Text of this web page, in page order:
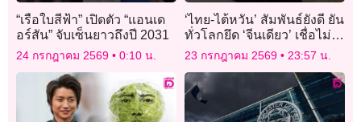
“เรือใบสีฟ้า” เปิดตัว “แอนเด
อร์สัน” จับเซ็นยาวถึงปี 2031
24 กรกฎาคม 2569 0:10 น.
‘ไทย-ไต้หวัน’ สัมพันธ์ยังดี ยัน
ทั่วโลกยึด ‘จีนเดียว’ เชื่อไม่
กระทบฟรีวีซ่า
23 กรกฎาคม 2569 23:57 น.